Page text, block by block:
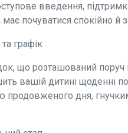
введення,
почуватися спокійно й
графік
що розташований
вашій дитині щоденні
продовженого дня,